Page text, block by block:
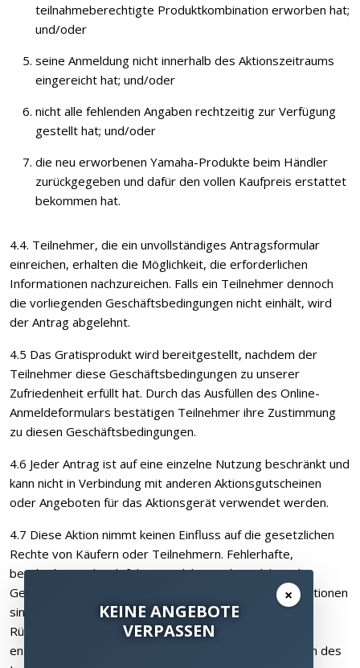
teilnahmeberechtigte Produktkombination erworben hat;
und/oder
seine Anmeldung nicht innerhalb des Aktionszeitraums
eingereicht hat; und/oder
nicht alle fehlenden Angaben rechtzeitig zur Verfügung
gestellt hat; und/oder
die neu erworbenen Yamaha-Produkte beim Händler
zurückgegeben und dafür den vollen Kaufpreis erstattet
bekommen hat.
4.4. Teilnehmer, die ein unvollständiges Antragsformular
einreichen, erhalten die Möglichkeit, die erforderlichen
Informationen nachzureichen. Falls ein Teilnehmer dennoch
die vorliegenden Geschäftsbedingungen nicht einhält, wird
der Antrag abgelehnt.
4.5 Das Gratisprodukt wird bereitgestellt, nachdem der
Teilnehmer diese Geschäftsbedingungen zu unserer
Zufriedenheit erfüllt hat. Durch das Ausfüllen des Online-
Anmeldeformulars bestätigen Teilnehmer ihre Zustimmung
zu diesen Geschäftsbedingungen.
4.6 Jeder Antrag ist auf eine einzelne Nutzung beschränkt und
kann nicht in Verbindung mit anderen Aktionsgutscheinen
oder Angeboten für das Aktionsgerät verwendet werden.
4.7 Diese Aktion nimmt keinen Einfluss auf die gesetzlichen
Rechte von Käufern oder Teilnehmern. Fehlerhafte,
beschädigte oder defekte Produkte und Produkte, die
Gegenstand von Kundenkrediten oder Fernkauftransaktionen
sind, müssen zur Reparatur, zum Umtausch, oder zur
Rückerstattung beim Händler zurückgegeben werden,
entsprechend und im Einklang mit den lokalen Gesetzen des
×
KEINE ANGEBOTE
VERPASSEN